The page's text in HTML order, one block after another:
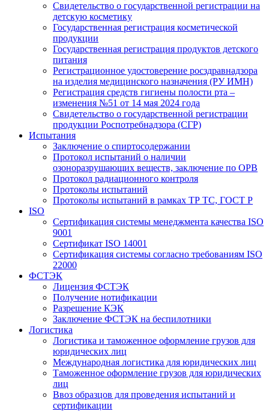
Свидетельство о государственной регистрации на
детскую косметику
Государственная регистрация косметической
продукции
Государственная регистрация продуктов детского
питания
Регистрационное удостоверение росздравнадзора
на изделия медицинского назначения (РУ ИМН)
Регистрация средств гигиены полости рта –
изменения №51 от 14 мая 2024 года
Свидетельство о государственной регистрации
продукции Роспотребнадзора (СГР)
Испытания
Заключение о спиртосодержании
Протокол испытаний о наличии
озоноразрушающих веществ, заключение по ОРВ
Протокол радиационного контроля
Протоколы испытаний
Протоколы испытаний в рамках ТР ТС, ГОСТ Р
ISO
Сертификация системы менеджмента качества ISO
9001
Сертификат ISO 14001
Сертификация системы согласно требованиям ISO
22000
ФСТЭК
Лицензия ФСТЭК
Получение нотификации
Разрешение КЭК
Заключение ФСТЭК на беспилотники
Логистика
Логистика и таможенное оформление грузов для
юридических лиц
Международная логистика для юридических лиц
Таможенное оформление грузов для юридических
лиц
Ввоз образцов для проведения испытаний и
сертификации